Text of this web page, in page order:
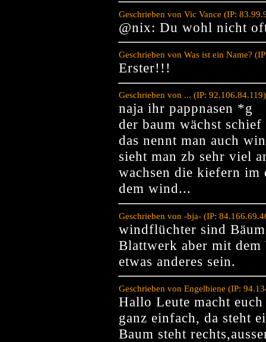
Geschrieben von Vic Vance (IP:
@nix: Du wohl nicht
Geschrieben von Was ist ein Name?
Erster!!!
Geschrieben von ... (IP:
naja ihr pappnasen *g
der baum wächst
das nennt man auch
sieht man zb sehr viel
wachsen die kiefern im
dem wind...
Geschrieben von -bja- (IP:
windflüchter sind
Blattwerk aber mit
etwas anderes sein.
Geschrieben von Engelbiene (IP:
Hallo Leute macht
ganz einfach, da steht
Baum steht